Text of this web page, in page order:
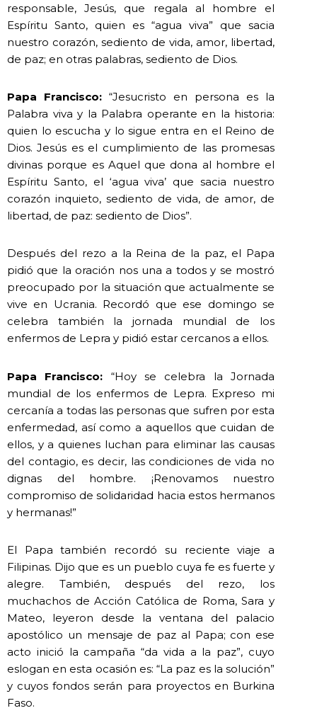
responsable, Jesús, que regala al hombre el
Espíritu Santo, quien es “agua viva” que sacia
nuestro corazón, sediento de vida, amor, libertad,
de paz; en otras palabras, sediento de Dios.
Papa Francisco: “Jesucristo en persona es la
Palabra viva y la Palabra operante en la historia:
quien lo escucha y lo sigue entra en el Reino de
Dios. Jesús es el cumplimiento de las promesas
divinas porque es Aquel que dona al hombre el
Espíritu Santo, el ‘agua viva’ que sacia nuestro
corazón inquieto, sediento de vida, de amor, de
libertad, de paz: sediento de Dios”.
Después del rezo a la Reina de la paz, el Papa
pidió que la oración nos una a todos y se mostró
preocupado por la situación que actualmente se
vive en Ucrania. Recordó que ese domingo se
celebra también la jornada mundial de los
enfermos de Lepra y pidió estar cercanos a ellos.
Papa Francisco: “Hoy se celebra la Jornada
mundial de los enfermos de Lepra. Expreso mi
cercanía a todas las personas que sufren por esta
enfermedad, así como a aquellos que cuidan de
ellos, y a quienes luchan para eliminar las causas
del contagio, es decir, las condiciones de vida no
dignas del hombre. ¡Renovamos nuestro
compromiso de solidaridad hacia estos hermanos
y hermanas!”
El Papa también recordó su reciente viaje a
Filipinas. Dijo que es un pueblo cuya fe es fuerte y
alegre. También, después del rezo, los
muchachos de Acción Católica de Roma, Sara y
Mateo, leyeron desde la ventana del palacio
apostólico un mensaje de paz al Papa; con ese
acto inició la campaña “da vida a la paz”, cuyo
eslogan en esta ocasión es: “La paz es la solución”
y cuyos fondos serán para proyectos en Burkina
Faso.